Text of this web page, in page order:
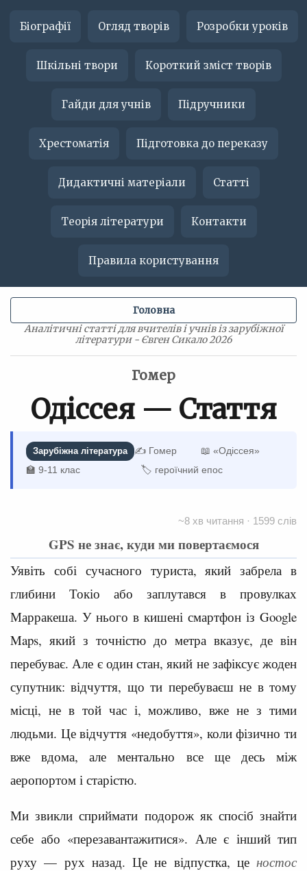
Біографії Огляд творів Розробки уроків
Шкільні твори Короткий зміст творів
Гайди для учнів Підручники
Хрестоматія Підготовка до переказу
Дидактичні матеріали Статті
Теорія літератури Контакти
Правила користування
Аналітичні статті для вчителів і учнів із зарубіжної
літератури - Євген Сикало 2026
Головна
Гомер
Одіссея — Стаття
Зарубіжна література ✍️ Гомер
📖 «Одіссея»
🏫 9-11 клас
🏷 героїчний епос
~8 хв читання · 1599 слів
GPS не знає, куди ми повертаємося
Уявіть собі сучасного туриста, який забрела в
глибини Токіо або заплутався в провулках
Марракеша. У нього в кишені смартфон із Google
Maps, який з точністю до метра вказує, де він
перебуває. Але є один стан, який не зафіксує жоден
супутник: відчуття, що ти перебуваєш не в тому
місці, не в той час і, можливо, вже не з тими
людьми. Це відчуття «недобуття», коли фізично ти
вже вдома, але ментально все ще десь між
аеропортом і старістю.
Ми звикли сприймати подорож як спосіб знайти
себе або «перезавантажитися». Але є інший тип
руху — рух назад. Це не відпустка, це ностос